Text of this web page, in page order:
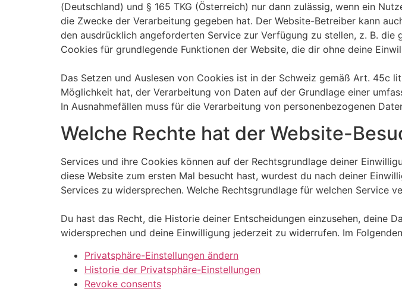
(Deutschland) und § 165 TKG (Österreich) nur dann zulässig, wenn ein
die Zwecke der Verarbeitung gegeben hat. Der Website-Betreiber kann
den ausdrücklich angeforderten Service zur Verfügung zu stellen, z. B.
Cookies für grundlegende Funktionen der Website, die dir ohne deine
Das Setzen und Auslesen von Cookies ist in der Schweiz gemäß Art. 45c
Möglichkeit hat, der Verarbeitung von Daten auf der Grundlage einer
In Ausnahmefällen muss für die Verarbeitung von personenbezogenen
Welche Rechte hat der Website-
Services und ihre Cookies können auf der Rechtsgrundlage deiner
diese Website zum ersten Mal besucht hast, wurdest du nach deiner
Services zu widersprechen. Welche Rechtsgrundlage für welchen Service
Du hast das Recht, die Historie deiner Entscheidungen einzusehen, deine
widersprechen und deine Einwilligung jederzeit zu widerrufen. Im
Privatsphäre-Einstellungen ändern
Historie der Privatsphäre-Einstellungen
Revoke consents